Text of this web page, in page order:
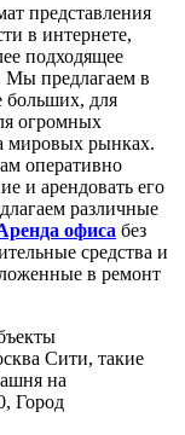
представления
в интернете,
подходящее
Мы предлагаем в
больших, для
огромных
мировых рынках.
оперативно
и арендовать его
различные
офиса без
средства и
в ремонт
Сити, такие
на
Город